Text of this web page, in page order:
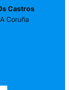
Castros
Coruña